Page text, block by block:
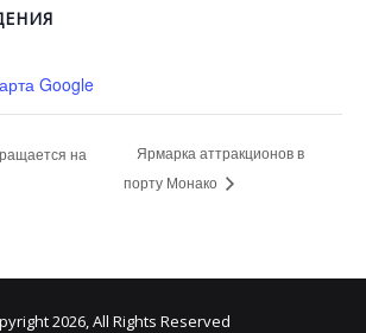
Google
на
Ярмарка аттракционов в
порту Монако
2026, All Rights Reserved